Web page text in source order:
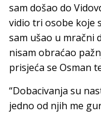
sam došao do
vidio tri osobe koje
sam ušao u mračni
nisam obraćao
prisjeća se Osman
“Dobacivanja su
jedno od njih me